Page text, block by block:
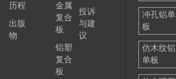
历程
出版
物
金属
复合
板
铝塑
复合
板
投诉
与建
议
冲孔铝单
板
仿木纹铝
单板